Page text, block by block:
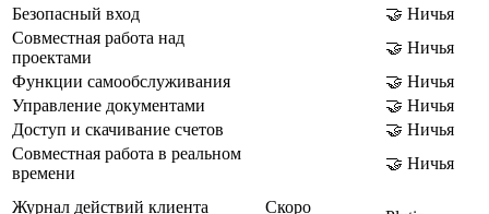
Безопасный вход
🤝 Ничья
Совместная работа над
проектами
🤝 Ничья
Функции самообслуживания
🤝 Ничья
Управление документами
🤝 Ничья
Доступ и скачивание счетов
🤝 Ничья
Совместная работа в реальном
времени
🤝 Ничья
Журнал действий клиента Скоро